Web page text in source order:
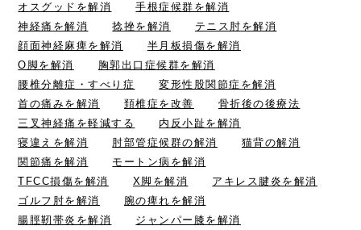
オスグッドを解消
手根症候群を解消
神経痛を解消
捻挫を解消
テニス肘を解消
顔面神経麻痺を解消
半月板損傷を解消
O脚を解消
胸郭出口症候群を解消
腰椎分離症・すべり症
変形性股関節症を解消
首の痛みを解消
頚椎症を改善
骨折後の後療法
三叉神経痛を軽減する
内反小趾を解消
寝違えを解消
肘部管症候群の解消
猫背の解消
関節痛を解消
モートン病を解消
TFCC損傷を解消
X脚を解消
アキレス腱炎を解消
ゴルフ肘を解消
腕の痺れを解消
腸脛靭帯炎を解消
ジャンパー膝を解消